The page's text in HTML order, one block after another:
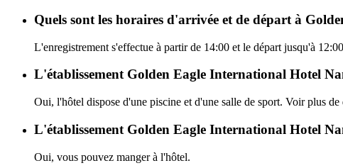
Quels sont les horaires d'arrivée et de départ à
L'enregistrement s'effectue à partir de 14:00 et le départ jusqu'à
L'établissement Golden Eagle International Hotel
Oui, l'hôtel dispose d'une piscine et d'une salle de sport. Voir plus de
L'établissement Golden Eagle International Hotel
Oui, vous pouvez manger à l'hôtel.